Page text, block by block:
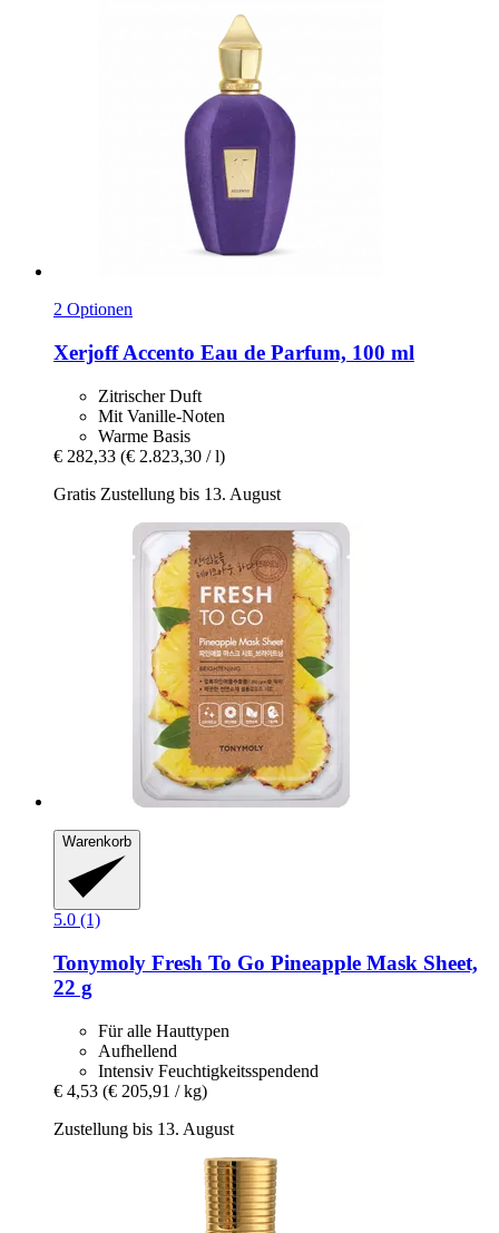
2 Optionen
XerjoffAccento Eau de Parfum, 100 ml
Zitrischer Duft
Mit Vanille-Noten
Warme Basis
€ 282,33 (€ 2.823,30 / l)
Gratis Zustellung bis 13. August
Warenkorb
5.0 (1)
Tonymoly Fresh To Go Pineapple Mask Sheet,
22 g
Für alle Hauttypen
Aufhellend
Intensiv Feuchtigkeitsspendend
€ 4,53 (€ 205,91 / kg)
Zustellung bis 13. August